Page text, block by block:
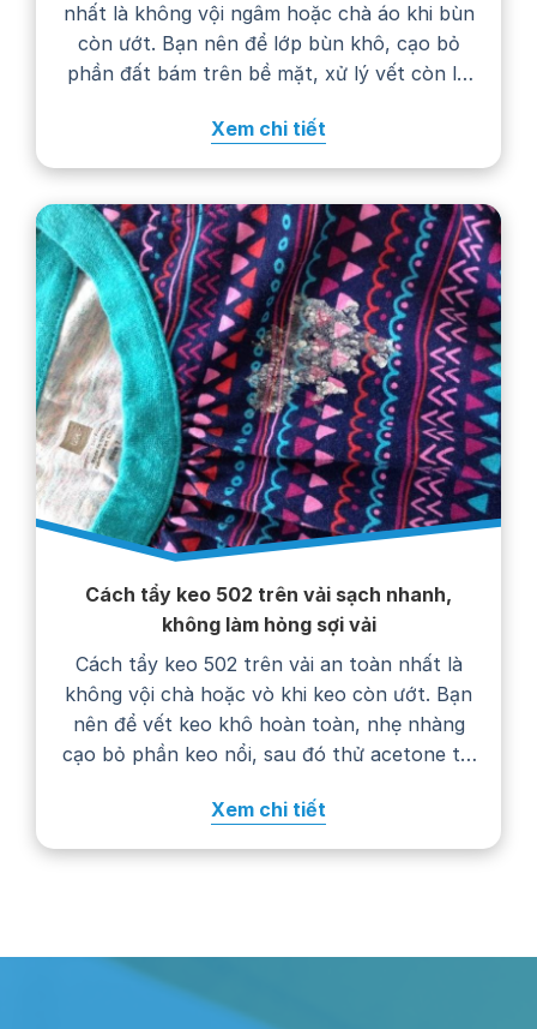
nhất là không vội ngâm hoặc chà áo khi bùn
còn ướt. Bạn nên để lớp bùn khô, cạo bỏ
phần đất bám trên bề mặt, xử lý vết còn lại
trên nhãn chăm sóc. Thực hiện…
Xem chi tiết
Cách tẩy keo 502 trên vải sạch nhanh,
không làm hỏng sợi vải
Cách tẩy keo 502 trên vải an toàn nhất là
không vội chà hoặc vò khi keo còn ướt. Bạn
nên để vết keo khô hoàn toàn, nhẹ nhàng
cạo bỏ phần keo nổi, sau đó thử acetone tại
Cách xử lý cụ thể còn phụ…
Xem chi tiết